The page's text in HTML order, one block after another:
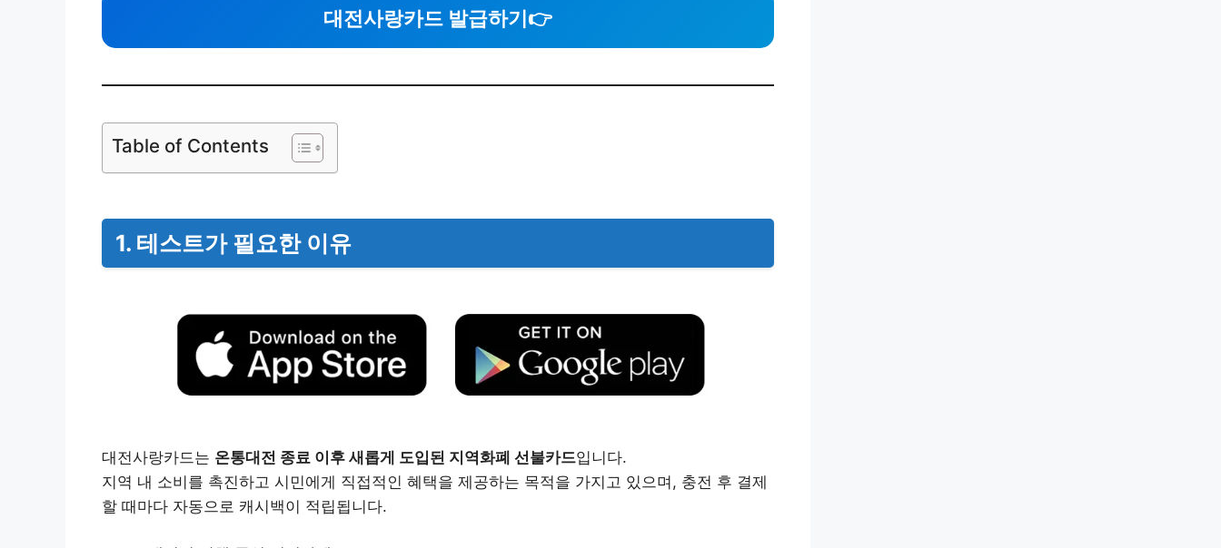
대전사랑카드 발급하기 👉
Table of Contents
1. 테스트가 필요한 이유
대전사랑카드는 온통대전 종료 이후 새롭게 도입된 지역화폐 선불카드입니다.
지역 내 소비를 촉진하고 시민에게 직접적인 혜택을 제공하는 목적을 가지고 있으며, 충전 후 결제
할 때마다 자동으로 캐시백이 적립됩니다.